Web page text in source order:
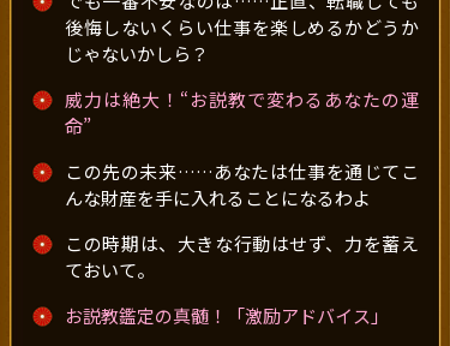
後悔しないくらい仕事を楽しめるかどうか
じゃないかしら？
威力は絶大！“お説教で変わるあなたの運
命”
この先の未来……あなたは仕事を通じてこ
んな財産を手に入れることになるわよ
この時期は、大きな行動はせず、力を蓄え
ておいて。
お説教鑑定の真髄！「激励アドバイス」